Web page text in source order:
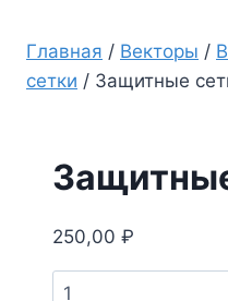
Главная / Векторы /
сетки / Защитные
250,00 ₽
Количество